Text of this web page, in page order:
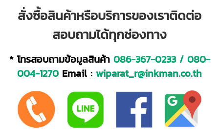
สั่งซื้อสินค้าหรือบริการของเราติดต่อ
สอบถามได้ทุกช่องทาง
* โทรสอบถามข้อมูลสินค้า 086-367-0233/ 080-
004-1270 Email : wiparat_r@inkman.co.th